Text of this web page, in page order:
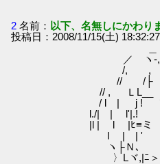
2 名前： 以下、名無しにかわり
投稿日：2008/11/15(土)
＿ ,─
／ ヽ-, ヽ
/, , ,､ ,ﾍ
// /├ Tヽ !
// , ＬL__ |. Vl
/ l | j ! ｀ !.
l./| | l'|.! !
|l | l |ﾋ≡ミ ﾓ
l | | ' 丶 ''
ヽ├Ｎ､ ー
〉Lヾ,|ﾆ＞, ､__